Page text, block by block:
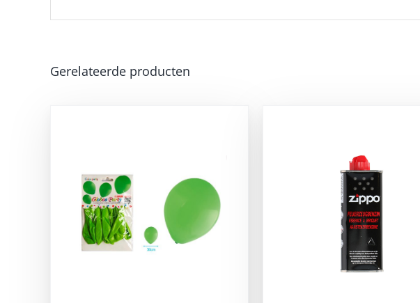
Gerelateerde producten